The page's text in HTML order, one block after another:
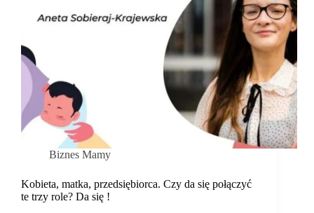
Biznes Mamy
Kobieta, matka, przedsiębiorca. Czy da się połączyć
te trzy role? Da się !